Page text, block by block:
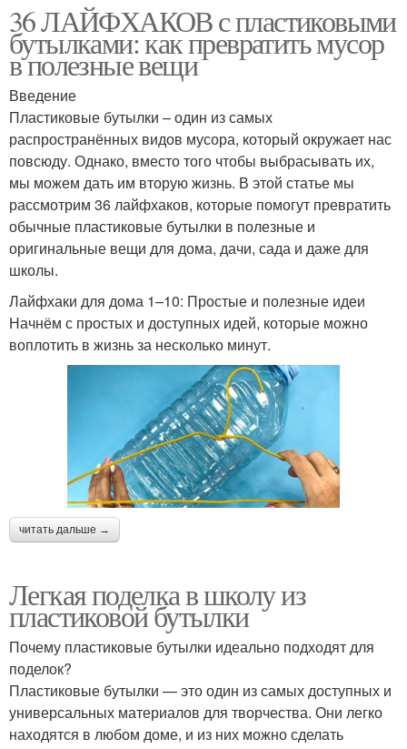
36 ЛАЙФХАКОВ с пластиковыми
бутылками: как превратить мусор
в полезные вещи
Введение
Пластиковые бутылки – один из самых
распространённых видов мусора, который окружает нас
повсюду. Однако, вместо того чтобы выбрасывать их,
мы можем дать им вторую жизнь. В этой статье мы
рассмотрим 36 лайфхаков, которые помогут превратить
обычные пластиковые бутылки в полезные и
оригинальные вещи для дома, дачи, сада и даже для
школы.
Лайфхаки для дома 1–10: Простые и полезные идеи
Начнём с простых и доступных идей, которые можно
воплотить в жизнь за несколько минут.
читать дальше →
Легкая поделка в школу из
пластиковой бутылки
Почему пластиковые бутылки идеально подходят для
поделок?
Пластиковые бутылки — это один из самых доступных и
универсальных материалов для творчества. Они легко
находятся в любом доме, и из них можно сделать